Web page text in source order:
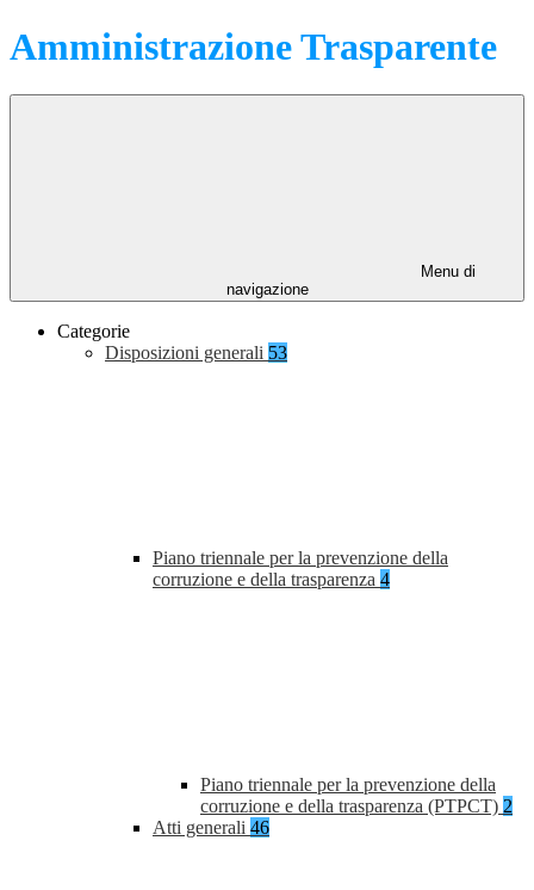
Amministrazione Trasparente
Menu di
navigazione
Categorie
Disposizioni generali 53
Piano triennale per la prevenzione della
corruzione e della trasparenza 4
Piano triennale per la prevenzione della
corruzione e della trasparenza (PTPCT) 2
Atti generali 46